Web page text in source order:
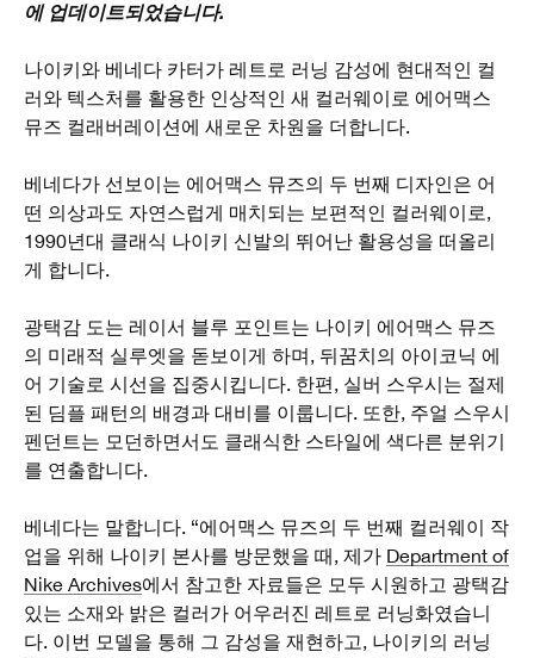
에 업데이트되었습니다.
나이키와 베네다 카터가 레트로 러닝 감성에 현대적인 컬
러와 텍스처를 활용한 인상적인 새 컬러웨이로 에어맥스
뮤즈 컬래버레이션에 새로운 차원을 더합니다.
베네다가 선보이는 에어맥스 뮤즈의 두 번째 디자인은 어
떤 의상과도 자연스럽게 매치되는 보편적인 컬러웨이로,
1990년대 클래식 나이키 신발의 뛰어난 활용성을 떠올리
게 합니다.
광택감 도는 레이서 블루 포인트는 나이키 에어맥스 뮤즈
의 미래적 실루엣을 돋보이게 하며, 뒤꿈치의 아이코닉 에
어 기술로 시선을 집중시킵니다. 한편, 실버 스우시는 절제
된 딤플 패턴의 배경과 대비를 이룹니다. 또한, 주얼 스우시
펜던트는 모던하면서도 클래식한 스타일에 색다른 분위기
를 연출합니다.
베네다는 말합니다. “에어맥스 뮤즈의 두 번째 컬러웨이 작
업을 위해 나이키 본사를 방문했을 때, 제가 Department of
Nike Archives에서 참고한 자료들은 모두 시원하고 광택감
있는 소재와 밝은 컬러가 어우러진 레트로 러닝화였습니
다. 이번 모델을 통해 그 감성을 재현하고, 나이키의 러닝